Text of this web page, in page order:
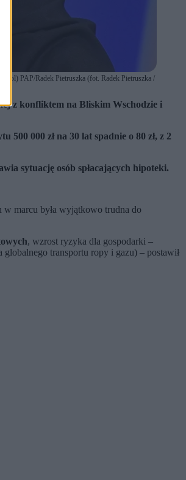
PAP/Radek Pietruszka (fot. Radek Pietruszka /
z konfliktem na Bliskim Wschodzie i
000 zł na 30 lat spadnie o 80 zł, z 2
sytuację osób spłacających hipoteki.
marcu była wyjątkowo trudna do
, wzrost ryzyka dla gospodarki –
transportu ropy i gazu) – postawił